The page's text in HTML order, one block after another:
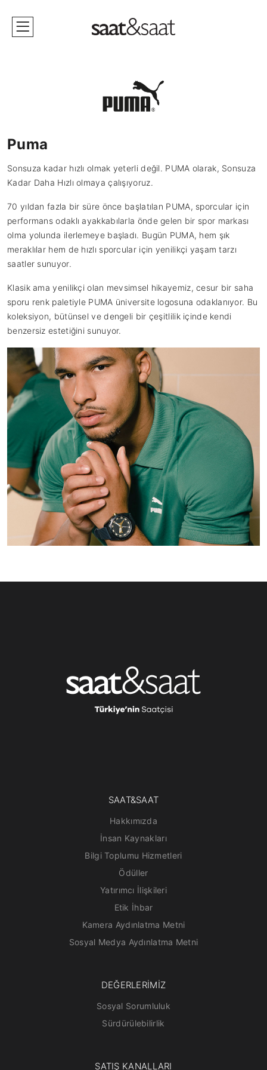
Puma
Sonsuza kadar hızlı olmak yeterli değil. PUMA olarak, Sonsuza
Kadar Daha Hızlı olmaya çalışıyoruz.
70 yıldan fazla bir süre önce başlatılan PUMA, sporcular için
performans odaklı ayakkabılarla önde gelen bir spor markası
olma yolunda ilerlemeye başladı. Bugün PUMA, hem şık
meraklılar hem de hızlı sporcular için yenilikçi yaşam tarzı
saatler sunuyor.
Klasik ama yenilikçi olan mevsimsel hikayemiz, cesur bir saha
sporu renk paletiyle PUMA üniversite logosuna odaklanıyor. Bu
koleksiyon, bütünsel ve dengeli bir çeşitlilik içinde kendi
benzersiz estetiğini sunuyor.
SAAT&SAAT
Hakkımızda
İnsan Kaynakları
Bilgi Toplumu Hizmetleri
Ödüller
Yatırımcı İlişkileri
Etik İhbar
Kamera Aydınlatma Metni
Sosyal Medya Aydınlatma Metni
DEĞERLERİMİZ
Sosyal Sorumluluk
Sürdürülebilirlik
SATIŞ KANALLARI